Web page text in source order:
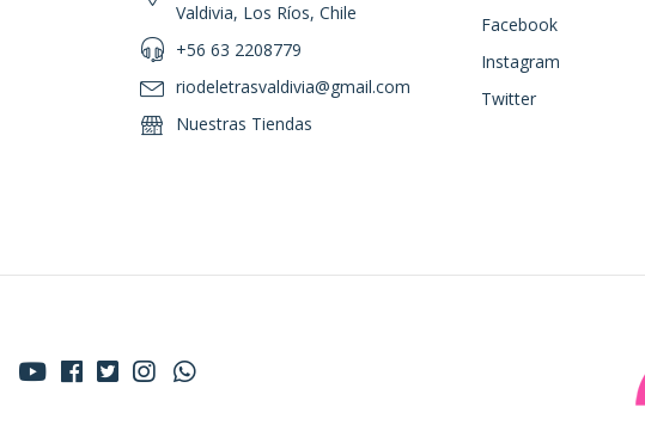
Valdivia, Los Ríos, Chile
+56 63 2208779
riodeletrasvaldivia@gmail.com
Nuestras Tiendas
Facebook
Instagram
Twitter